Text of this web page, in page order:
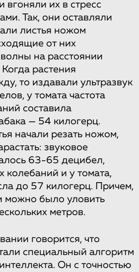
вгоняли их в стресс
Так, они оставляли
листья ножом
от них
на расстоянии
растения
то издавали ультразвук
у томата частота
составила
— 54 килогерц.
начали резать ножом,
звуковое
63-65 децибел,
колебаний и у томата,
до 57 килогерц. Причем,
можно было уловить
метров.
говорится, что
специальный алгоритм
Он с точностью